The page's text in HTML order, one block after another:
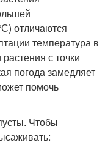
отличаются
температура в
с точки
погода замедляет
помочь
Чтобы